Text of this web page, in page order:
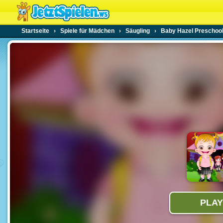
Startseite › Spiele für Mädchen › Säugling › Baby Hazel Preschool